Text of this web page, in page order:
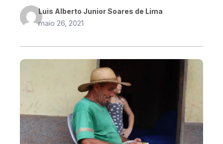
Luis Alberto Junior Soares de Lima
maio 26, 2021